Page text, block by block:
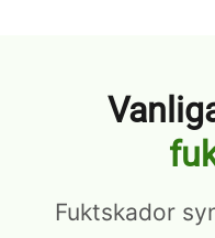
Fuktskador